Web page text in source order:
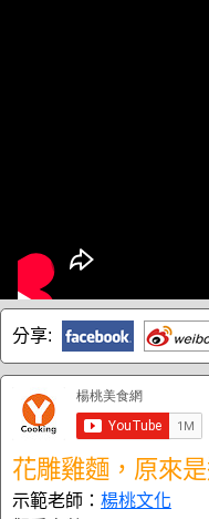
分享:
花雕雞麵，原來
示範老師： 楊桃文化